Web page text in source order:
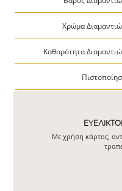
Χρώμα
Καθαρότητα
Με χρήση κάρτας,